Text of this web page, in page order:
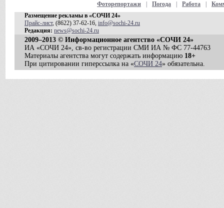
Фоторепортажи Погода Работа
Размещение рекламы в «СОЧИ 24»
Прайс-лист, (8622) 37-62-16, info@sochi-24.ru
Редакция: news@sochi-24.ru
2009–2013 © Информационное агентство «СОЧИ 24»
ИА «СОЧИ 24», св-во регистрации СМИ ИА № ФС 77-44763
Материалы агентства могут содержать информацию 18+
При цитировании гиперссылка на «СОЧИ 24» обязательна.